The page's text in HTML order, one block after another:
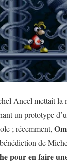
Ancel mettait la
un prototype
; récemment,
de
pour en faire